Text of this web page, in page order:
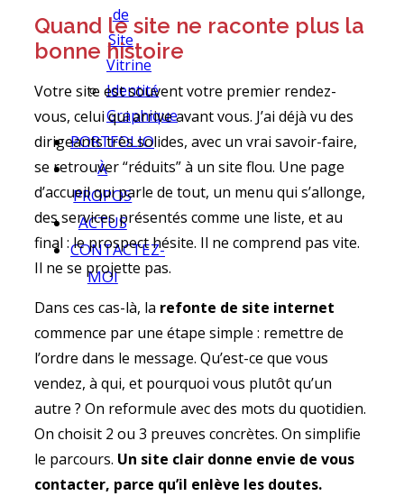
de
Site
Vitrine
Identité
Graphique
PORTFOLIO
À
PROPOS
ACTUS
CONTACTEZ-
MOI
Quand le site ne raconte plus la
bonne histoire
Votre site est souvent votre premier rendez-
vous, celui qui arrive avant vous. J’ai déjà vu des
dirigeants très solides, avec un vrai savoir-faire,
se retrouver “réduits” à un site flou. Une page
d’accueil qui parle de tout, un menu qui s’allonge,
des services présentés comme une liste, et au
final : le prospect hésite. Il ne comprend pas vite.
Il ne se projette pas.
Dans ces cas-là, la refonte de site internet
commence par une étape simple : remettre de
l’ordre dans le message. Qu’est-ce que vous
vendez, à qui, et pourquoi vous plutôt qu’un
autre ? On reformule avec des mots du quotidien.
On choisit 2 ou 3 preuves concrètes. On simplifie
le parcours. Un site clair donne envie de vous
contacter, parce qu’il enlève les doutes.